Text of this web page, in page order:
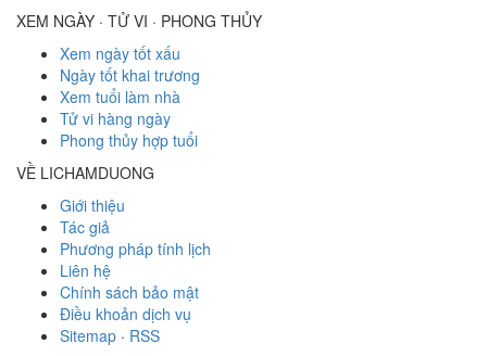
XEM NGÀY · TỬ VI · PHONG THỦY
Xem ngày tốt xấu
Ngày tốt khai trương
Xem tuổi làm nhà
Tử vi hàng ngày
Phong thủy hợp tuổi
VỀ LICHAMDUONG
Giới thiệu
Tác giả
Phương pháp tính lịch
Liên hệ
Chính sách bảo mật
Điều khoản dịch vụ
Sitemap · RSS